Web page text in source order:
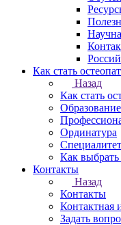
Как стать
Назад
Как стать
Ординатура
Специалитет
Как выбрать
Контакты
Назад
Контакты
Контактная
Задать